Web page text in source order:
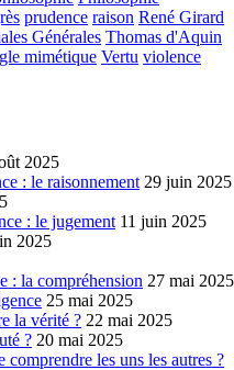
prudence raison René Girard
Générales Thomas d'Aquin
mimétique Vertu violence
2025
: le raisonnement 29 juin 2025
: le jugement 11 juin 2025
2025
: la compréhension 27 mai 2025
25 mai 2025
la vérité ? 22 mai 2025
? 20 mai 2025
les uns les autres ?